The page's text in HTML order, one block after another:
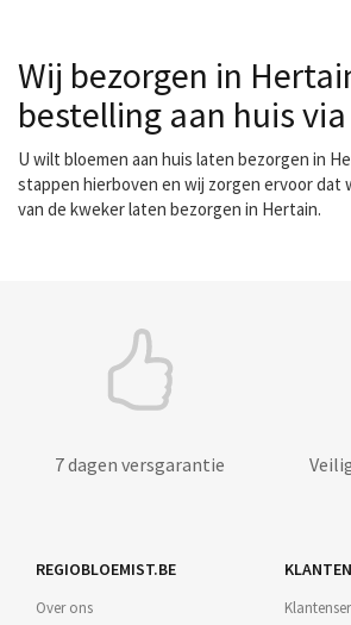
Wij bezorgen in
bestelling aan huis
U wilt bloemen aan huis laten bezorgen in
stappen hierboven en wij zorgen ervoor dat
van de kweker laten bezorgen in Hertain.
7 dagen versgarantie
REGIOBLOEMIST.BE
Over ons